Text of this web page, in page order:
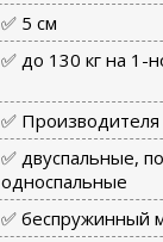
✅ 5 см
✅ до 130 кг на 1-
✅ Производителя
✅ двуспальные,
односпальные
✅ беспружинный